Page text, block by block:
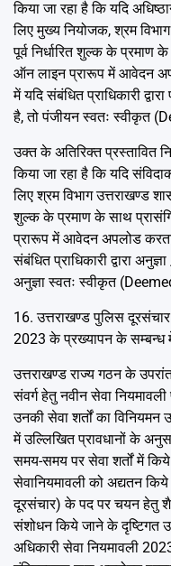
किया जा रहा है कि यदि
लिए मुख्य नियोजक, श्रम
पूर्व निर्धारित शुल्क के
ऑन लाइन प्रारूप में आवेदन
में यदि संबंधित प्राधिकारी
है, तो पंजीयन स्वतः स्वीकृत
उक्त के अतिरिक्त प्रस्तावित
किया जा रहा है कि यदि
लिए श्रम विभाग उत्तराखण्ड
शुल्क के प्रमाण के साथ
प्रारूप में आवेदन अपलोड
संबंधित प्राधिकारी द्वारा
अनुज्ञा स्वतः स्वीकृत
16. उत्तराखण्ड पुलिस दूरसंचार
2023 के प्रख्यापन के सम्बन्ध
उत्तराखण्ड राज्य गठन के
संवर्ग हेतु नवीन सेवा
उनकी सेवा शर्तों का विनियमन
में उल्लिखित प्रावधानों के
समय-समय पर सेवा शर्तों में
सेवानियमावली को अद्यतन
दूरसंचार) के पद पर चयन हेतु
संशोधन किये जाने के दृष्टिगत
अधिकारी सेवा नियमावली